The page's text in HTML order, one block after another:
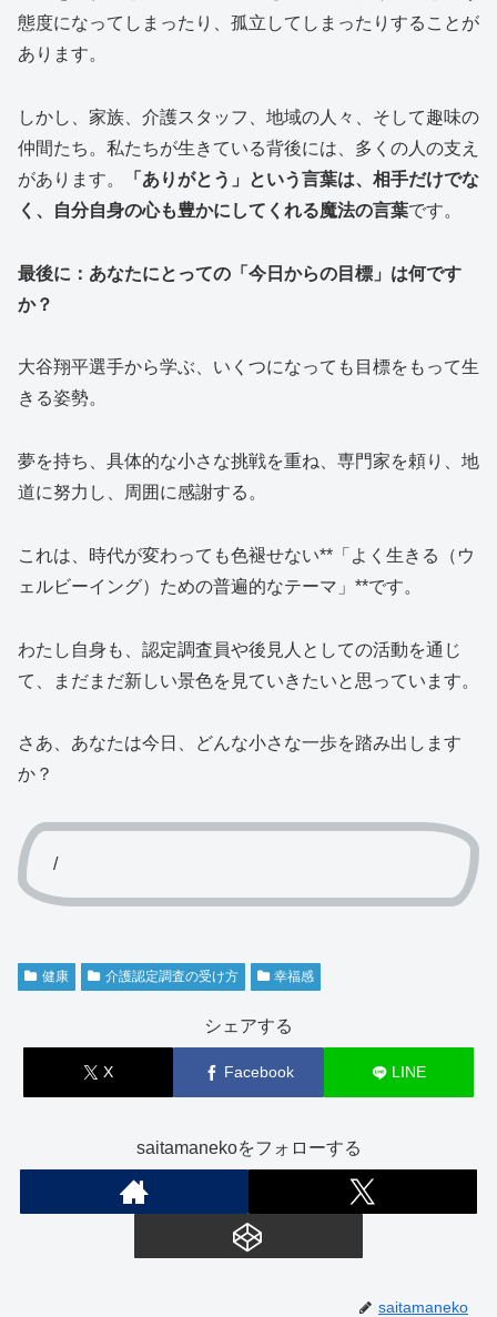
態度になってしまったり、孤立してしまったりすることが
あります。
しかし、家族、介護スタッフ、地域の人々、そして趣味の
仲間たち。私たちが生きている背後には、多くの人の支え
があります。
「ありがとう」という言葉は、相手だけでな
く、自分自身の心も豊かにしてくれる魔法の言葉です。
最後に：あなたにとっての「今日からの目標」は何です
か？
大谷翔平選手から学ぶ、いくつになっても目標をもって生
きる姿勢。
夢を持ち、具体的な小さな挑戦を重ね、専門家を頼り、地
道に努力し、周囲に感謝する。
これは、時代が変わっても色褪せない**「よく生きる（ウ
ェルビーイング）ための普遍的なテーマ」**です。
わたし自身も、認定調査員や後見人としての活動を通じ
て、まだまだ新しい景色を見ていきたいと思っています。
さあ、あなたは今日、どんな小さな一歩を踏み出します
か？
/
健康 介護認定調査の受け方 幸福感
シェアする
X Facebook LINE
saitamanekoをフォローする
saitamaneko